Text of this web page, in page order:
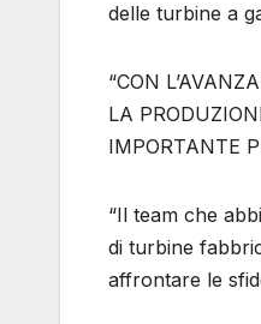
delle turbine a
“CON
LA
IMPORTANTE
“Il team che
di turbine
affrontare le